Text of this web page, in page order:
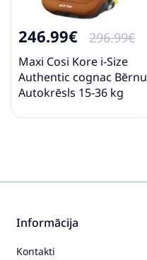
246.99€ 296.99€
Maxi Cosi Kore i-Size
Authentic cognac Bērnu
Autokrēsls 15-36 kg
Informācija
Kontakti